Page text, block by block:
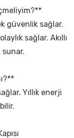
güvenlik sağlar.
sağlar. Akıllı
Yıllık enerji